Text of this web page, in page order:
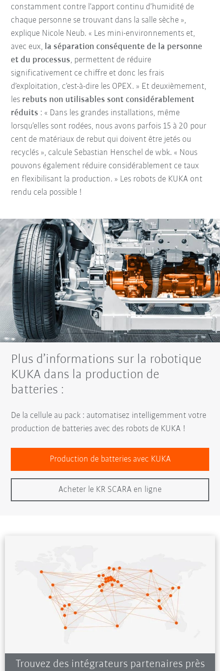
constamment contre l’apport continu d’humidité de
chaque personne se trouvant dans la salle sèche »,
explique Nicole Neub. « Les mini-environnements et,
avec eux, la séparation conséquente de la personne
et du processus, permettent de réduire
significativement ce chiffre et donc les frais
d’exploitation, c’est-à-dire les OPEX. » Et deuxièmement,
les rebuts non utilisables sont considérablement
réduits : « Dans les grandes installations, même
lorsqu’elles sont rodées, nous avons parfois 15 à 20 pour
cent de matériaux de rebut qui doivent être jetés ou
recyclés », calcule Sebastian Henschel de wbk. « Nous
pouvons également réduire considérablement ce taux
en flexibilisant la production. » Les robots de KUKA ont
rendu cela possible !
Plus d’informations sur la robotique
KUKA dans la production de
batteries :
De la cellule au pack : automatisez intelligemment votre
production de batteries avec des robots de KUKA !
Production de batteries avec KUKA
Acheter le KR SCARA en ligne
Trouvez des intégrateurs partenaires près